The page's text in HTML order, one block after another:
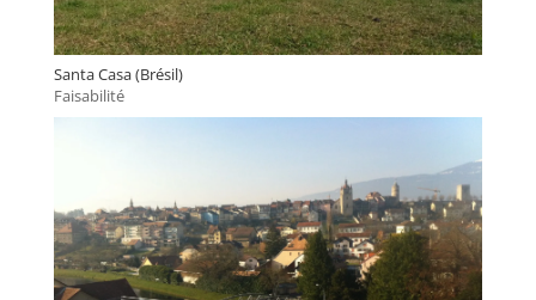
Santa Casa (Brésil)
Faisabilité